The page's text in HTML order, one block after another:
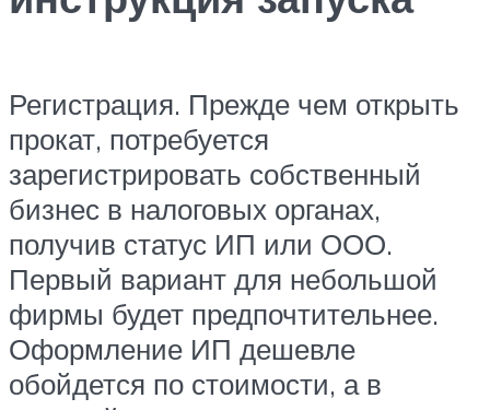
Регистрация. Прежде чем открыть
прокат, потребуется
зарегистрировать собственный
бизнес в налоговых органах,
получив статус ИП или ООО.
Первый вариант для небольшой
фирмы будет предпочтительнее.
Оформление ИП дешевле
обойдется по стоимости, а в